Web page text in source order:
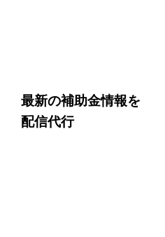
最新の補助金情報を
配信代行